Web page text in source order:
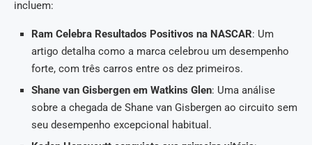
incluem:
Ram Celebra Resultados Positivos na NASCAR: Um
artigo detalha como a marca celebrou um desempenho
forte, com três carros entre os dez primeiros.
Shane van Gisbergen em Watkins Glen: Uma análise
sobre a chegada de Shane van Gisbergen ao circuito sem
seu desempenho excepcional habitual.